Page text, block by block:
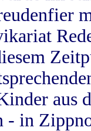
aus
- in